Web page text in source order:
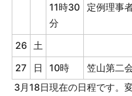
11時30
分
定例理事
26 土
27
日 10時 笠山第二
3月18日現在の日程です。